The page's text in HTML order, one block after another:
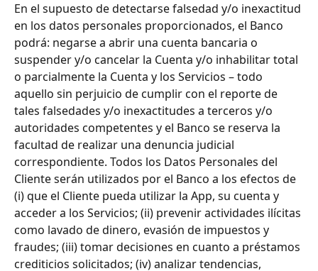
En el supuesto de detectarse falsedad y/o inexactitud
en los datos personales proporcionados, el Banco
podrá: negarse a abrir una cuenta bancaria o
suspender y/o cancelar la Cuenta y/o inhabilitar total
o parcialmente la Cuenta y los Servicios – todo
aquello sin perjuicio de cumplir con el reporte de
tales falsedades y/o inexactitudes a terceros y/o
autoridades competentes y el Banco se reserva la
facultad de realizar una denuncia judicial
correspondiente. Todos los Datos Personales del
Cliente serán utilizados por el Banco a los efectos de
(i) que el Cliente pueda utilizar la App, su cuenta y
acceder a los Servicios; (ii) prevenir actividades ilícitas
como lavado de dinero, evasión de impuestos y
fraudes; (iii) tomar decisiones en cuanto a préstamos
crediticios solicitados; (iv) analizar tendencias,